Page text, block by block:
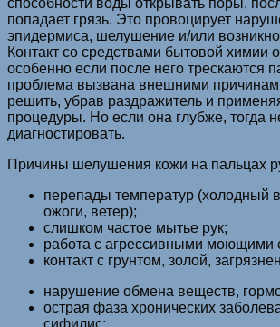
способности воды открывать поры,
попадает грязь. Это провоцирует
эпидермиса, шелушение и/или
Контакт со средствами бытовой химии
особенно если после него трескаются
проблема вызвана внешними
решить, убрав раздражитель и
процедуры. Но если она глубже, тогда
диагностировать.
Причины шелушения кожи на пальцах
перепады температур (холодный
ожоги, ветер);
слишком частое мытье рук;
работа с агрессивными моющими
контакт с грунтом, золой,
нарушение обмена веществ,
острая фаза хронических
сифилис;